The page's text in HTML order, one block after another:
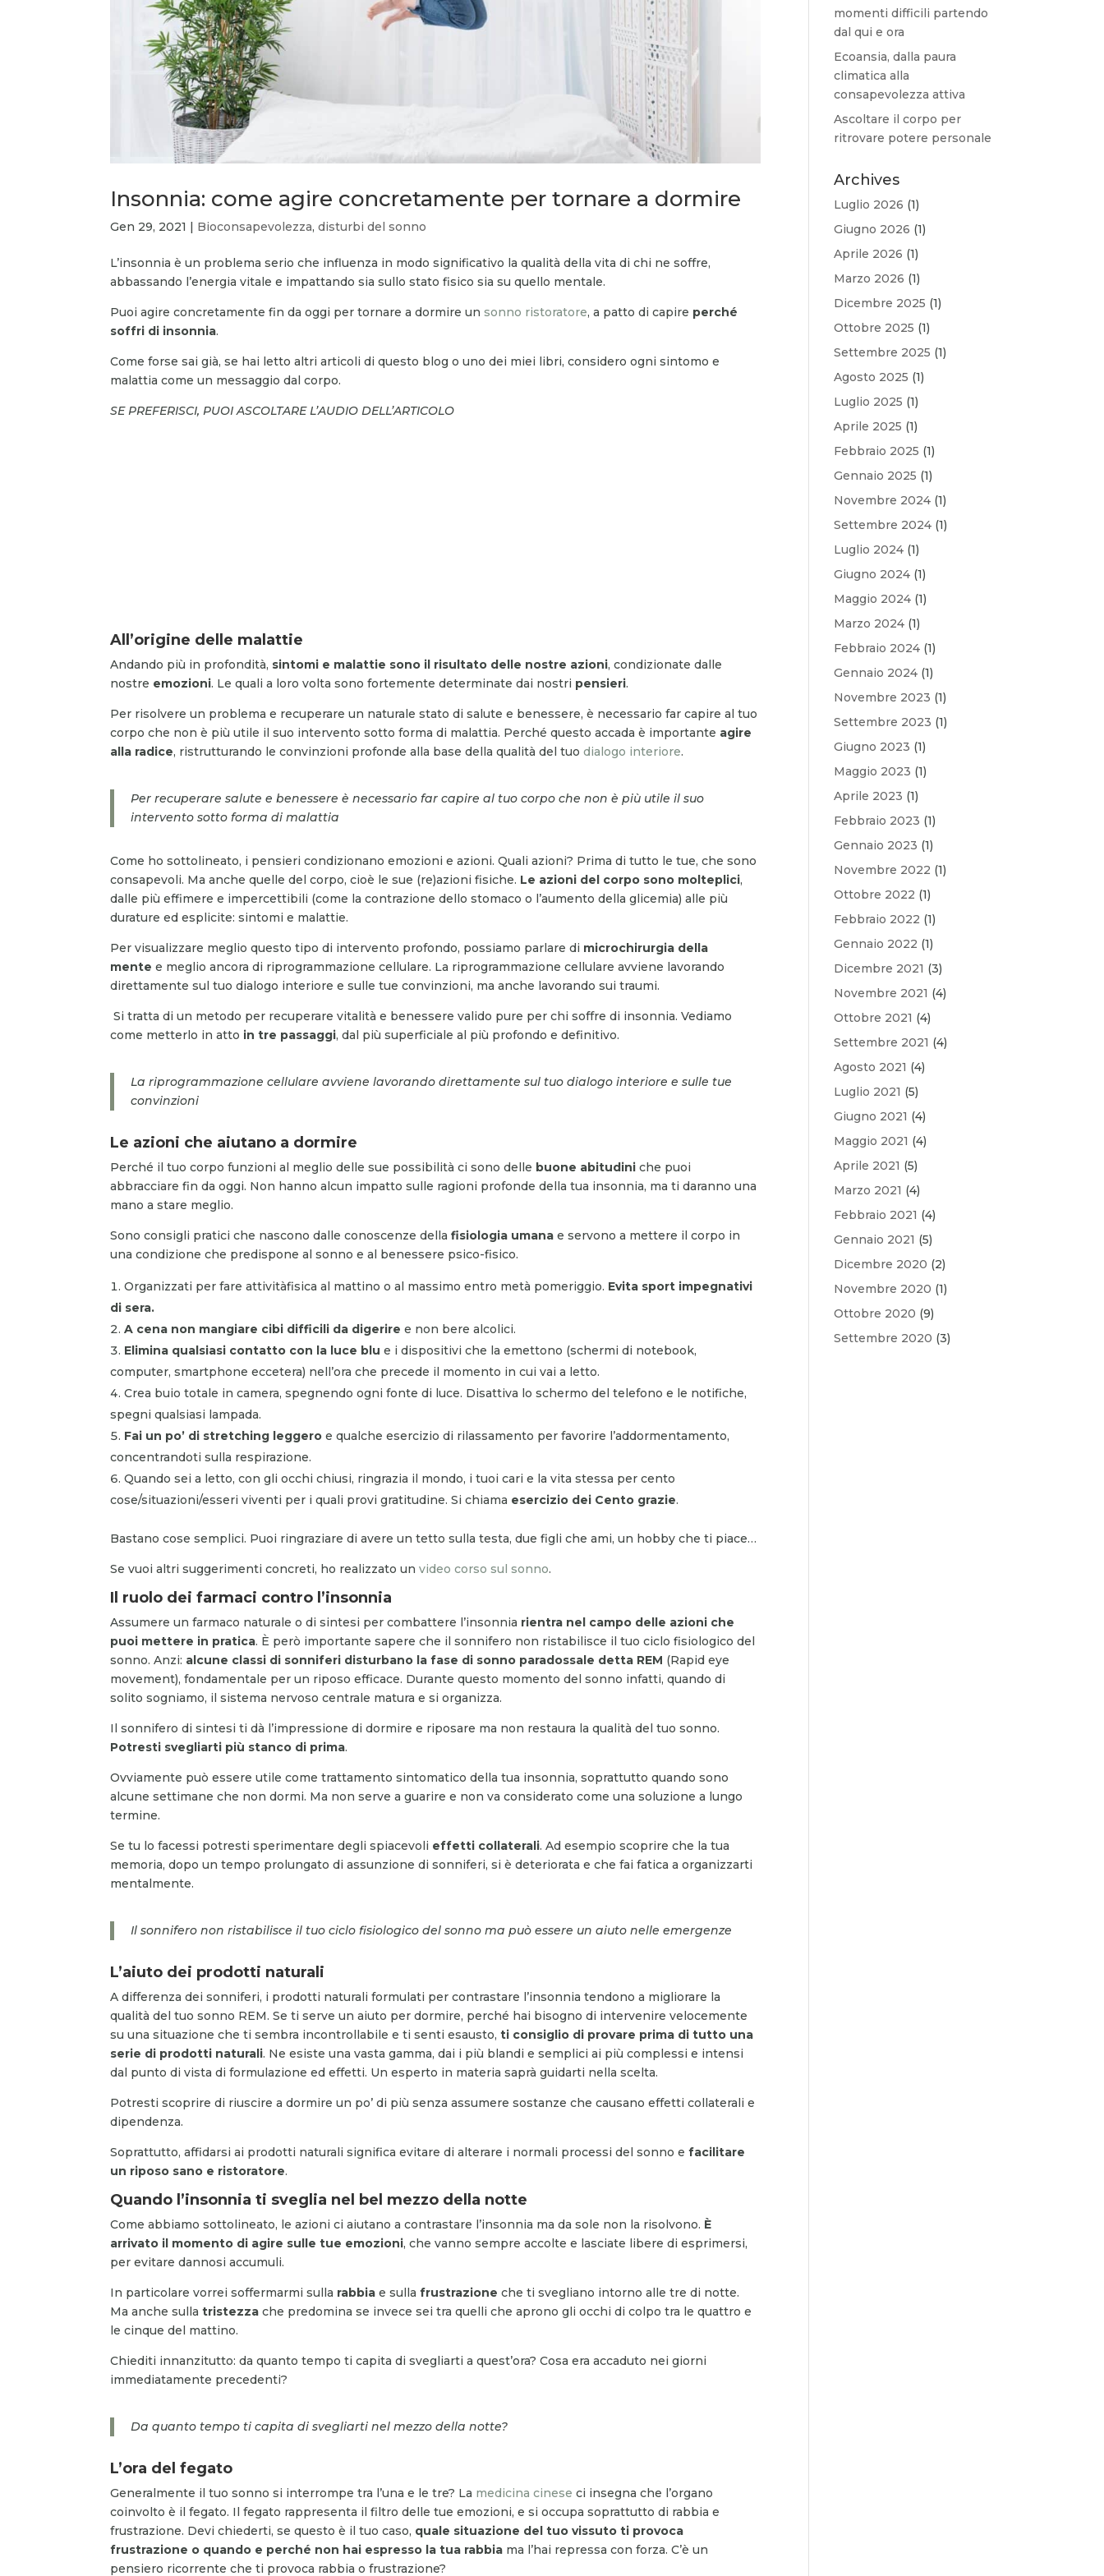
Insonnia: come agire concretamente per tornare a dormire
Gen 29, 2021 | Bioconsapevolezza,disturbi del sonno
L’insonnia è un problema serio che influenza in modo significativo la qualità della vita di chi ne soffre,
abbassando l’energia vitale e impattando sia sullo stato fisico sia su quello mentale.
Puoi agire concretamente fin da oggi per tornare a dormire unsonno ristoratore, a patto di capire perché
soffri di insonnia.
Come forse sai già, se hai letto altri articoli di questo blog o uno dei miei libri, considero ogni sintomo e
malattia come un messaggio dal corpo.
SE PREFERISCI, PUOI ASCOLTARE L’AUDIO DELL’ARTICOLO
All’origine delle malattie
Andando più in profondità, sintomi e malattie sono il risultato delle nostre azioni, condizionate dalle
nostre emozioni. Le quali a loro volta sono fortemente determinate dai nostri pensieri.
Per risolvere un problema e recuperare un naturale stato di salute e benessere, è necessario far capire al tuo
corpo che non è più utile il suo intervento sotto forma di malattia. Perché questo accada è importante agire
alla radice, ristrutturando le convinzioni profonde alla base della qualità del tuodialogo interiore.
Per recuperare salute e benessere è necessario far capire al tuo corpo che non è più utile il suo
intervento sotto forma di malattia
Come ho sottolineato, i pensieri condizionano emozioni e azioni. Quali azioni? Prima di tutto le tue, che sono
consapevoli. Ma anche quelle del corpo, cioè le sue (re)azioni fisiche. Le azioni del corpo sono molteplici,
dalle più effimere e impercettibili (come la contrazione dello stomaco o l’aumento della glicemia) alle più
durature ed esplicite: sintomi e malattie.
Per visualizzare meglio questo tipo di intervento profondo, possiamo parlare di microchirurgia della
mentee meglio ancora di riprogrammazione cellulare. La riprogrammazione cellulare avviene lavorando
direttamente sul tuo dialogo interiore e sulle tue convinzioni, ma anche lavorando sui traumi.
Si tratta di un metodo per recuperare vitalità e benessere valido pure per chi soffre di insonnia. Vediamo
come metterlo in atto in tre passaggi, dal più superficiale al più profondo e definitivo.
La riprogrammazione cellulare avviene lavorando direttamente sul tuo dialogo interiore e sulle tue
convinzioni
Le azioni che aiutano a dormire
Perché il tuo corpo funzioni al meglio delle sue possibilità ci sono delle buone abitudiniche puoi
abbracciare fin da oggi. Non hanno alcun impatto sulle ragioni profonde della tua insonnia, ma ti daranno una
mano a stare meglio.
Sono consigli pratici che nascono dalle conoscenze dellafisiologia umanae servono a mettere il corpo in
una condizione che predispone al sonno e al benessere psico-fisico.
Organizzati per fare attivitàfisica al mattino o al massimo entro metà pomeriggio. Evita sport impegnativi
di sera.
A cena non mangiare cibi difficili da digeriree non bere alcolici.
Elimina qualsiasi contatto con la luce blue i dispositivi che la emettono (schermi di notebook,
computer, smartphone eccetera) nell’ora che precede il momento in cui vai a letto.
Crea buio totale in camera, spegnendo ogni fonte di luce. Disattiva lo schermo del telefono e le notifiche,
spegni qualsiasi lampada.
Fai un po’ di stretching leggeroe qualche esercizio di rilassamento per favorire l’addormentamento,
concentrandoti sulla respirazione.
Quando sei a letto, con gli occhi chiusi, ringrazia il mondo, i tuoi cari e la vita stessa per cento
cose/situazioni/esseri viventi per i quali provi gratitudine. Si chiama esercizio dei Cento grazie.
Bastano cose semplici. Puoi ringraziare di avere un tetto sulla testa, due figli che ami, un hobby che ti piace…
Se vuoi altri suggerimenti concreti, ho realizzato unvideo corso sul sonno.
Il ruolo dei farmaci contro l’insonnia
Assumere un farmaco naturale o di sintesi per combattere l’insonnia rientra nel campo delle azioni che
puoi mettere in pratica. È però importante sapere che il sonnifero non ristabilisce il tuo ciclo fisiologico del
sonno. Anzi: alcune classi di sonniferi disturbano la fase di sonno paradossale detta REM (Rapid eye
movement), fondamentale per un riposo efficace. Durante questo momento del sonno infatti, quando di
solito sogniamo, il sistema nervoso centrale matura e si organizza.
Il sonnifero di sintesi ti dà l’impressione di dormire e riposare ma non restaura la qualità del tuo sonno.
Potresti svegliarti più stanco di prima.
Ovviamente può essere utile come trattamento sintomatico della tua insonnia, soprattutto quando sono
alcune settimane che non dormi. Ma non serve a guarire e non va considerato come una soluzione a lungo
termine.
Se tu lo facessi potresti sperimentare degli spiacevoli effetti collaterali. Ad esempio scoprire che la tua
memoria, dopo un tempo prolungato di assunzione di sonniferi, si è deteriorata e che fai fatica a organizzarti
mentalmente.
Il sonnifero non ristabilisce il tuo ciclo fisiologico del sonno ma può essere un aiuto nelle emergenze
L’aiuto dei prodotti naturali
A differenza dei sonniferi, i prodotti naturali formulati per contrastare l’insonnia tendono a migliorare la
qualità del tuo sonno REM. Se ti serve un aiuto per dormire, perché hai bisogno di intervenire velocemente
su una situazione che ti sembra incontrollabile e ti senti esausto,ti consiglio di provare prima di tutto una
serie di prodotti naturali. Ne esiste una vasta gamma, dai i più blandi e semplici ai più complessi e intensi
dal punto di vista di formulazione ed effetti. Un esperto in materia saprà guidarti nella scelta.
Potresti scoprire di riuscire a dormire un po’ di più senza assumere sostanze che causano effetti collaterali e
dipendenza.
Soprattutto, affidarsi ai prodotti naturali significa evitare di alterare i normali processi del sonno efacilitare
un riposo sano e ristoratore.
Quando l’insonnia ti sveglia nel bel mezzo della notte
Come abbiamo sottolineato, le azioni ci aiutano a contrastare l’insonnia ma da sole non la risolvono. È
arrivato il momento di agire sulle tue emozioni, che vanno sempre accolte e lasciate libere di esprimersi,
per evitare dannosi accumuli.
In particolare vorrei soffermarmi sulla rabbiae sullafrustrazioneche ti svegliano intorno alle tre di notte.
Ma anche sullatristezzache predomina se invece sei tra quelli che aprono gli occhi di colpo tra le quattro e
le cinque del mattino.
Chiediti innanzitutto: da quanto tempo ti capita di svegliarti a quest’ora? Cosa era accaduto nei giorni
immediatamente precedenti?
Da quanto tempo ti capita di svegliarti nel mezzo della notte?
L’ora del fegato
Generalmente il tuo sonno si interrompe tra l’una e le tre? La medicina cinese ci insegna che l’organo
coinvolto è il fegato. Il fegato rappresenta il filtro delle tue emozioni, e si occupa soprattutto di rabbia e
frustrazione. Devi chiederti, se questo è il tuo caso, quale situazione del tuo vissuto ti provoca
frustrazione o quando e perché non hai espresso la tua rabbia ma l’hai repressa con forza. C’è un
pensiero ricorrente che ti provoca rabbia o frustrazione?
momenti difficili partendo
dal qui e ora
Ecoansia, dalla paura
climatica alla
consapevolezza attiva
Ascoltare il corpo per
ritrovare potere personale
Archives
Luglio 2026 (1)
Giugno 2026 (1)
Aprile 2026 (1)
Marzo 2026 (1)
Dicembre 2025 (1)
Ottobre 2025 (1)
Settembre 2025 (1)
Agosto 2025 (1)
Luglio 2025 (1)
Aprile 2025 (1)
Febbraio 2025 (1)
Gennaio 2025 (1)
Novembre 2024 (1)
Settembre 2024 (1)
Luglio 2024 (1)
Giugno 2024 (1)
Maggio 2024 (1)
Marzo 2024 (1)
Febbraio 2024 (1)
Gennaio 2024 (1)
Novembre 2023 (1)
Settembre 2023 (1)
Giugno 2023 (1)
Maggio 2023 (1)
Aprile 2023 (1)
Febbraio 2023 (1)
Gennaio 2023 (1)
Novembre 2022 (1)
Ottobre 2022 (1)
Febbraio 2022 (1)
Gennaio 2022 (1)
Dicembre 2021 (3)
Novembre 2021 (4)
Ottobre 2021 (4)
Settembre 2021 (4)
Agosto 2021 (4)
Luglio 2021 (5)
Giugno 2021 (4)
Maggio 2021 (4)
Aprile 2021 (5)
Marzo 2021 (4)
Febbraio 2021 (4)
Gennaio 2021 (5)
Dicembre 2020 (2)
Novembre 2020 (1)
Ottobre 2020 (9)
Settembre 2020 (3)